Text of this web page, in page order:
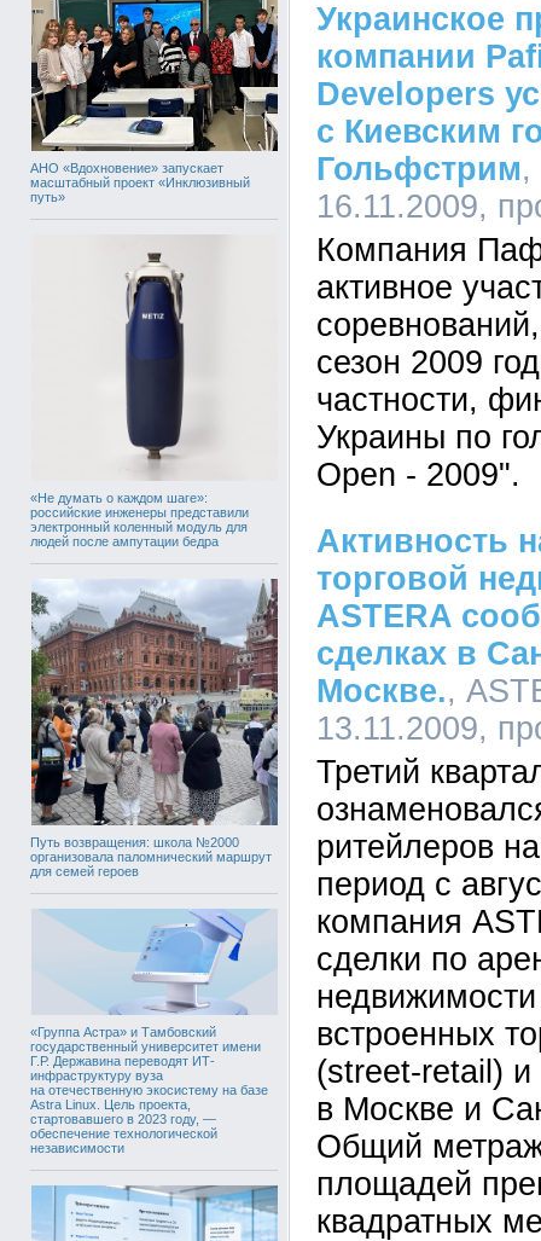
АНО «Вдохновение» запускает
масштабный проект «Инклюзивный
путь»
«Не думать о каждом шаге»:
российские инженеры представили
электронный коленный модуль для
людей после ампутации бедра
Путь возвращения: школа №2000
организовала паломнический маршрут
для семей героев
«Группа Астра» и Тамбовский
государственный университет имени
Г.Р. Державина переводят ИТ-
инфраструктуру вуза
на отечественную экосистему на базе
Astra Linux. Цель проекта,
стартовавшего в 2023 году, —
обеспечение технологической
независимости
Украинское
компании
Developers
с Киевским
Гольфстрим,
16.11.2009,
Компания
активное
сезон 2009
частности,
Украины по
Open - 2009".
Активность
торговой
ASTERA
сделках в
Москве.,
13.11.2009,
Третий
ритейлеров
период с
компания
сделки по
встроенных
(street-retail) и
в Москве и
Общий
площадей
квадратных